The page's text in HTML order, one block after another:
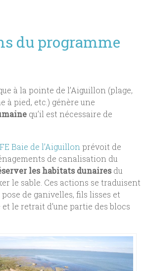
du programme
à la pointe de l’Aiguillon (plage,
à pied, etc.) génère une
qu’il est nécessaire de
Baie de l’Aiguillon prévoit de
de canalisation du
les habitats dunaires du
le sable. Ces actions se traduisent
de ganivelles, fils lisses et
le retrait d’une partie des blocs